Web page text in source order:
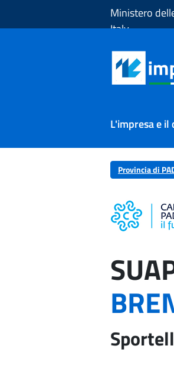
Ministero
Italy
L'impresa e il
Provincia di